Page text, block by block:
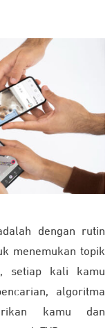
dengan rutin
menemukan topik
setiap kali kamu
algoritma
kamu dan